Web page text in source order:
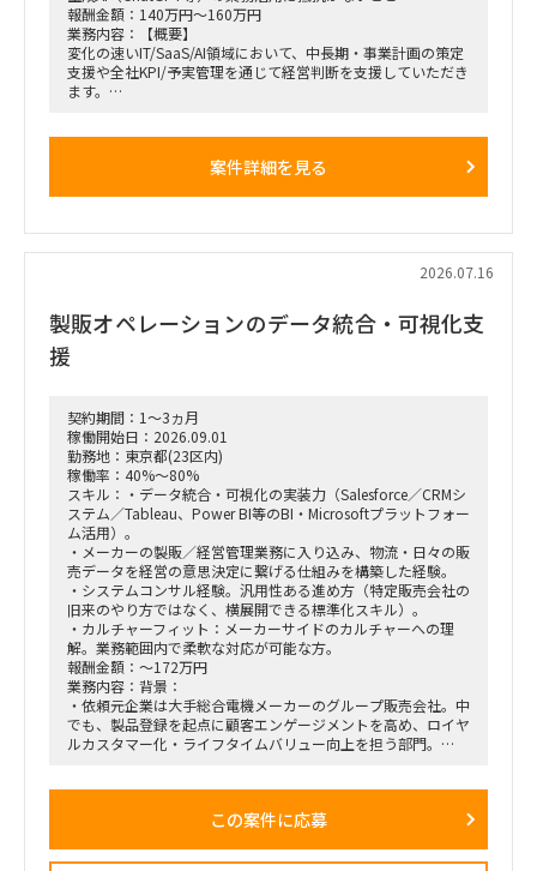
報酬金額：140万円～160万円
業務内容：【概要】
変化の速いIT/SaaS/AI領域において、中長期・事業計画の策定
支援や全社KPI/予実管理を通じて経営判断を支援していただき
ます。
【具体的な仕事内容】
・経営会議／ボード会議向け資料作成および報告支援（数値の
・勤務形態：ハイブリッド（勤務地：新宿エリア）
・開始時期：8/3～
・チーム構成：事業戦略部門所属（面談実施者：事業戦略部門
案件詳細を見る
2026.07.16
製販オペレーションのデータ統合・可視化支
援
契約期間：1～3ヵ月
稼働開始日：2026.09.01
勤務地：東京都(23区内)
稼働率：40%～80%
スキル：・データ統合・可視化の実装力（Salesforce／CRMシ
ステム／Tableau、Power BI等のBI・Microsoftプラットフォー
ム活用）。
・メーカーの製販／経営管理業務に入り込み、物流・日々の販
売データを経営の意思決定に繋げる仕組みを構築した経験。
・システムコンサル経験。汎用性ある進め方（特定販売会社の
旧来のやり方ではなく、横展開できる標準化スキル）。
・カルチャーフィット：メーカーサイドのカルチャーへの理
解。業務範囲内で柔軟な対応が可能な方。
報酬金額：～172万円
業務内容：背景：
・依頼元企業は大手総合電機メーカーのグループ販売会社。中
でも、製品登録を起点に顧客エンゲージメントを高め、ロイヤ
ルカスタマー化・ライフタイムバリュー向上を担う部門。
クト＝ヘッドホン・スピーカー等）を担当し、新規ビジネスの
・新規開発と既存カテゴリービジネスを限られたリソースで回
この案件に応募